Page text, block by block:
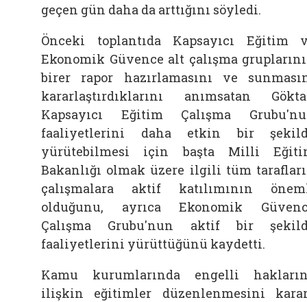
geçen gün daha da arttığını söyledi.
Önceki toplantıda Kapsayıcı Eğitim
Ekonomik Güvence alt çalışma
birer rapor hazırlamasını ve
kararlaştırdıklarını anımsatan
Kapsayıcı Eğitim Çalışma
faaliyetlerini daha etkin bir
yürütebilmesi için başta Milli
Bakanlığı olmak üzere ilgili tüm
çalışmalara aktif katılımının
olduğunu, ayrıca Ekonomik
Çalışma Grubu'nun aktif bir
faaliyetlerini yürüttüğünü kaydetti.
Kamu kurumlarında engelli
ilişkin eğitimler düzenlenmesini